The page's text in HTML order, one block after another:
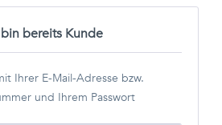
bereits Kunde
Ihrer E-Mail-Adresse bzw.
und Ihrem Passwort